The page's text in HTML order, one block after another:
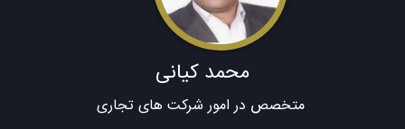
محمد کیانی
متخصص در امور شرکت های تجاری